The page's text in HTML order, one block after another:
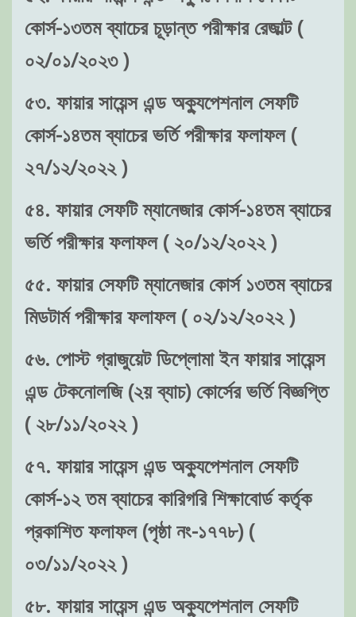
কোর্স-১৩তম ব্যাচের চূড়ান্ত পরীক্ষার রেজাল্ট (
০২/০১/২০২৩ )
৫৩. ফায়ার সায়েন্স এন্ড অক্যুপেশনাল সেফটি
কোর্স-১৪তম ব্যাচের ভর্তি পরীক্ষার ফলাফল (
২৭/১২/২০২২ )
৫৪. ফায়ার সেফটি ম্যানেজার কোর্স-১৪তম ব্যাচের
ভর্তি পরীক্ষার ফলাফল ( ২০/১২/২০২২ )
৫৫. ফায়ার সেফটি ম্যানেজার কোর্স ১৩তম ব্যাচের
মিডটার্ম পরীক্ষার ফলাফল ( ০২/১২/২০২২ )
৫৬. পোস্ট গ্রাজুয়েট ডিপ্লোমা ইন ফায়ার সায়েন্স
এন্ড টেকনোলজি (২য় ব্যাচ) কোর্সের ভর্তি বিজ্ঞপ্তি
( ২৮/১১/২০২২ )
৫৭. ফায়ার সায়েন্স এন্ড অক্যুপেশনাল সেফটি
কোর্স-১২ তম ব্যাচের কারিগরি শিক্ষাবোর্ড কর্তৃক
প্রকাশিত ফলাফল (পৃষ্ঠা নং-১৭৭৮) (
০৩/১১/২০২২ )
৫৮. ফায়ার সায়েন্স এন্ড অক্যুপেশনাল সেফটি